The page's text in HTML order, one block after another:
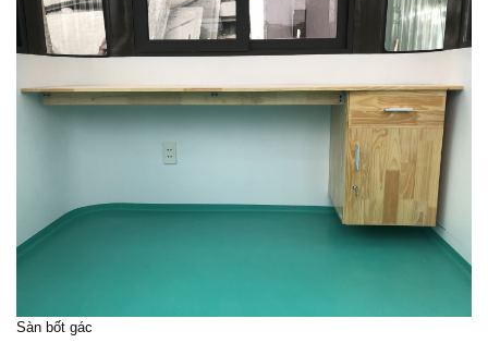
Sàn bốt gác